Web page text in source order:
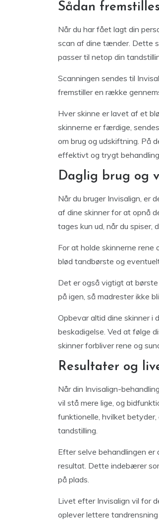
Sådan
Når du har fået lagt din
scan af dine tænder. Dette
passer til netop din
Scanningen sendes til
fremstiller en række
Hver skinne er lavet af et
skinnerne er færdige,
om brug og udskiftning. På
effektivt og trygt
Daglig brug og
Når du bruger Invisalign, er
af dine skinner for at opnå
tages kun ud, når du spiser,
For at holde skinnerne rene
blød tandbørste og
Det er også vigtigt at
på igen, så madrester ikke
Opbevar altid dine skinner i
beskadigelse. Ved at følge
skinner forbliver rene og
Resultater og
Når din Invisalign-
vil stå mere lige, og
funktionelle, hvilket
tandstilling.
Efter selve behandlingen
resultat. Dette indebærer
på plads.
Livet efter Invisalign vil for
oplever lettere